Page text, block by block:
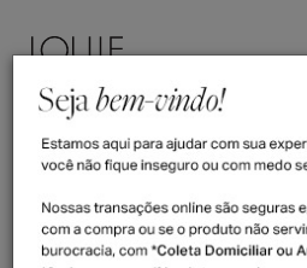
Home>Fale Conosco - LOUIE
FALE